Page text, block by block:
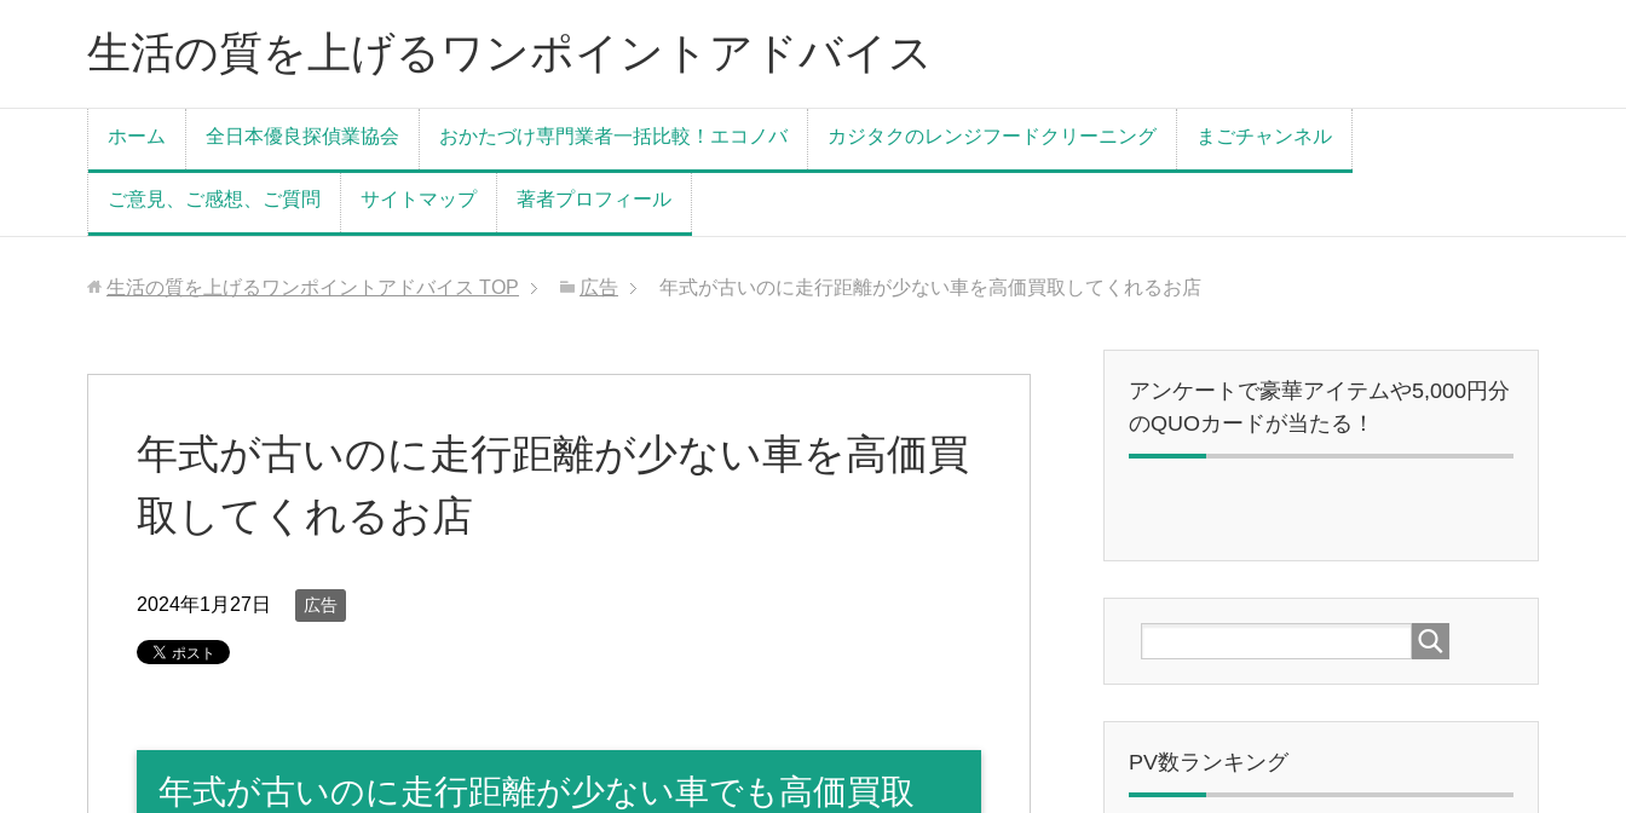
生活の質を上げるワンポイントアドバイス
ホーム 全日本優良探偵業協会 おかたづけ専門業者一括比較！エコノバ カジタクのレンジフードクリーニング まごチャンネル
ご意見、ご感想、ご質問 サイトマップ 著者プロフィール
生活の質を上げるワンポイントアドバイス TOP 広告 年式が古いのに走行距離が少ない車を高価買取してくれるお店
年式が古いのに走行距離が少ない車を高価買
取してくれるお店
2024年1月27日 広告
年式が古いのに走行距離が少ない車でも高価買取
アンケートで豪華アイテムや5,000円分
のQUOカードが当たる！
PV数ランキング